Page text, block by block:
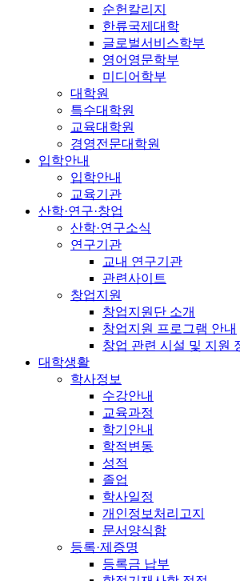
순헌칼리지
한류국제대학
글로벌서비스학부
영어영문학부
미디어학부
대학원
특수대학원
교육대학원
경영전문대학원
입학안내
입학안내
교육기관
산학·연구·창업
산학·연구소식
연구기관
교내 연구기관
관련사이트
창업지원
창업지원단 소개
창업지원 프로그램 안내
창업 관련 시설 및 지원
대학생활
학사정보
수강안내
교육과정
학기안내
학적변동
성적
졸업
학사일정
개인정보처리고지
문서양식함
등록·제증명
등록금 납부